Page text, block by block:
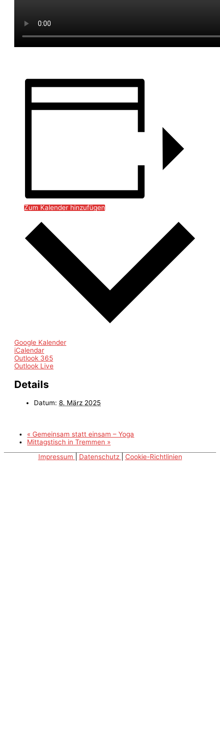
Zum Kalender hinzufügen
Google Kalender
iCalendar
Outlook 365
Outlook Live
Details
Datum: 8. März 2025
« Gemeinsam statt einsam – Yoga
Mittagstisch in Tremmen »
Impressum
Datenschutz Cookie-Richtlinien